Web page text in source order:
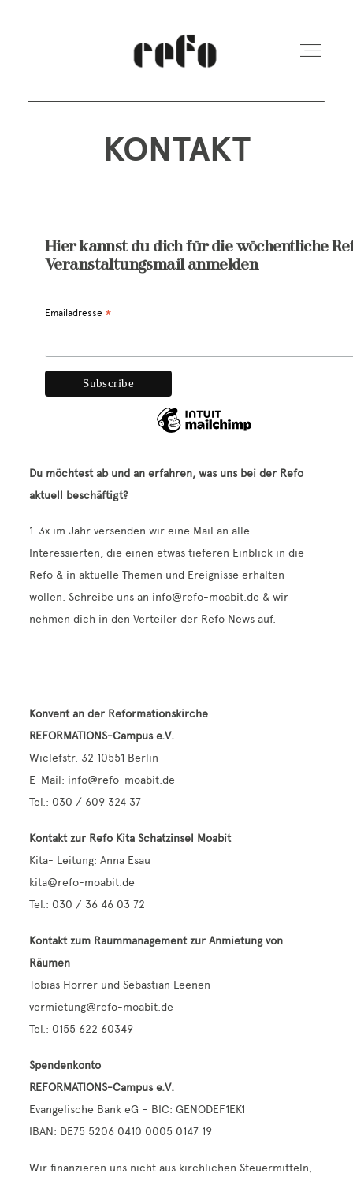
REFO Moabit
Kita
Kontakt
KONTAKT
Hier kannst du dich für die wöchentliche
Veranstaltungsmail anmelden
Emailadresse *
Du möchtest ab und an erfahren, was uns bei der Refo
aktuell beschäftigt?
1-3x im Jahr versenden wir eine Mail an alle
Interessierten, die einen etwas tieferen Einblick in die
Refo & in aktuelle Themen und Ereignisse erhalten
wollen. Schreibe uns an info@refo-moabit.de & wir
nehmen dich in den Verteiler der Refo News auf.
Konvent an der Reformationskirche
REFORMATIONS-Campus e.V.
Wiclefstr. 32 10551 Berlin
E-Mail: info@refo-moabit.de
Tel.: 030 / 609 324 37
Kontakt zur Refo Kita Schatzinsel Moabit
Kita- Leitung: Anna Esau
kita@refo-moabit.de
Tel.: 030 / 36 46 03 72
Kontakt zum Raummanagement zur Anmietung von
Räumen
Tobias Horrer und Sebastian Leenen
vermietung@refo-moabit.de
Tel.: 0155 622 60349
Spendenkonto
REFORMATIONS-Campus e.V.
Evangelische Bank eG – BIC: GENODEF1EK1
IBAN: DE75 5206 0410 0005 0147 19
Wir finanzieren uns nicht aus kirchlichen Steuermitteln,